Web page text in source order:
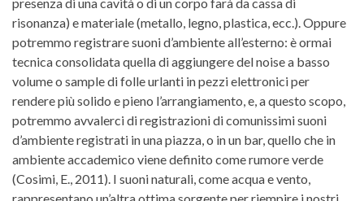
risonanza) e materiale (metallo, legno, plastica, ecc.). Oppure
potremmo registrare suoni d’ambiente all’esterno: è ormai
tecnica consolidata quella di aggiungere del noise a basso
volume o sample di folle urlanti in pezzi elettronici per
rendere più solido e pieno l’arrangiamento, e, a questo scopo,
potremmo avvalerci di registrazioni di comunissimi suoni
d’ambiente registrati in una piazza, o in un bar, quello che in
ambiente accademico viene definito come rumore verde
(Cosimi, E., 2011). I suoni naturali, come acqua e vento,
rappresentano un’altra ottima sorgente per riempire i nostri